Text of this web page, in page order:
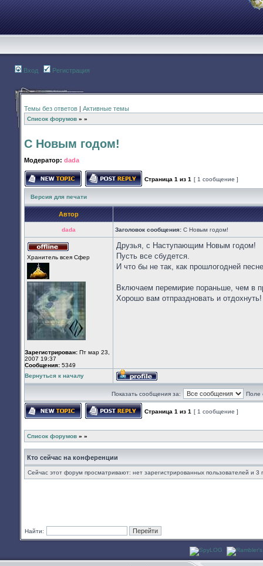
Вход Регистрация
Темы без ответов | Активные темы
Список форумов » »
С Новым годом!
Модератор: dada
Начать новую тему Ответить на тему
Страница 1 из 1 [ 1 сообщение ]
Версия для печати
Автор
dada Заголовок сообщения: С Новым годом!
Не
в
Хранитель всея Cфер
Зарегистрирован: Пт мар 23,
2007 19:37
Сообщения: 5349
Друзья, с Наступающим Новым годом!
Пусть все сбудется.
И что бы не так, как прошлогодней
Включаем перемирие пораньше, чем в
Хорошо вам отпраздновать и отдохнуть!
Вернуться к началу
Профиль
Показать сообщения за:
Поле
Страница 1 из 1 [ 1 сообщение ]
Список форумов » »
Кто сейчас на конференции
Сейчас этот форум просматривают: нет зарегистрированных пользователей и 3
Найти: